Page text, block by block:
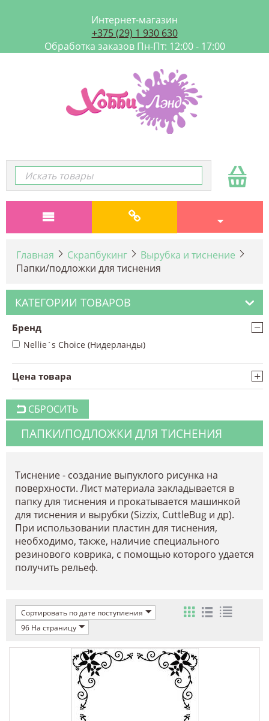
Интернет-магазин
+375 (29) 1 930 630
Обработка заказов Пн-Пт: 12:00 - 17:00
Главная Скрапбукинг
Вырубка и тиснение
Папки/подложки для тиснения
КАТЕГОРИИ ТОВАРОВ
Бренд −
Nellie`s Choice (Нидерланды)
Цена товара +
СБРОСИТЬ
ПАПКИ/ПОДЛОЖКИ ДЛЯ ТИСНЕНИЯ
Тиснение - создание выпуклого рисунка на
поверхности. Лист материала закладывается в
папку для тиснения и прокатывается машинкой
для тиснения и вырубки (Sizzix, CuttleBug и др).
При использовании пластин для тиснения,
необходимо, также, наличие специального
резинового коврика, с помощью которого удается
получить рельеф.
Сортировать по дате поступления
96 На страницу